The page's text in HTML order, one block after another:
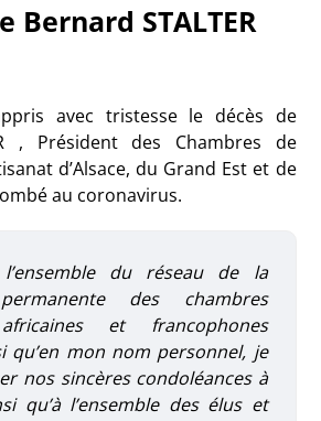
Bernard STALTER
avec tristesse le décès de
, Président des Chambres de
d’Alsace, du Grand Est et de
au coronavirus.
du réseau de la
des chambres
et francophones
qu’en mon nom personnel, je
nos sincères condoléances à
qu’à l’ensemble des élus et